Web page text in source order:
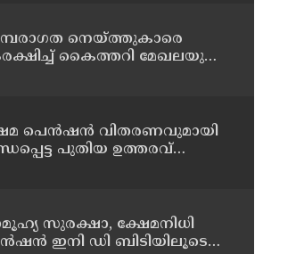
നെയ്ത്തുകാരെ
കൈത്തറി മേഖലയുടെ
പെൻഷൻ വിതരണവുമായി
പുതിയ ഉത്തരവ്
സുരക്ഷാ, ക്ഷേമനിധി
ഇനി ഡി ബിടിയിലൂടെ